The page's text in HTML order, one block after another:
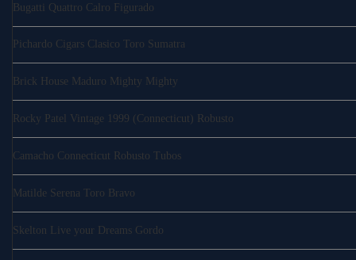
Bugatti Quattro Calro Figurado
Pichardo Cigars Clasico Toro Sumatra
Brick House Maduro Mighty Mighty
Rocky Patel Vintage 1999 (Connecticut) Robusto
Camacho Connecticut Robusto Tubos
Matilde Serena Toro Bravo
Skelton Live your Dreams Gordo